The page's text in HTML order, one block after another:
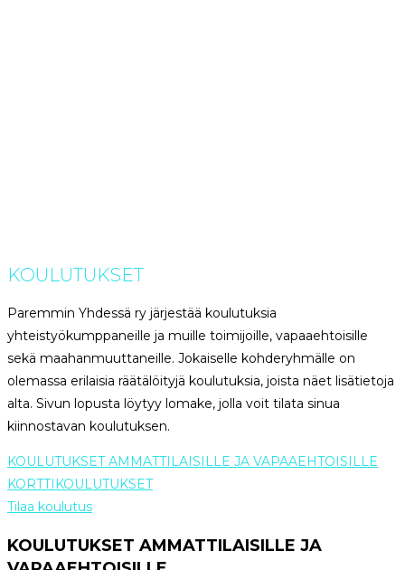
KOULUTUKSET
Paremmin Yhdessä ry järjestää koulutuksia
yhteistyökumppaneille ja muille toimijoille, vapaaehtoisille
sekä maahanmuuttaneille. Jokaiselle kohderyhmälle on
olemassa erilaisia räätälöityjä koulutuksia, joista näet lisätietoja
alta. Sivun lopusta löytyy lomake, jolla voit tilata sinua
kiinnostavan koulutuksen.
KOULUTUKSET AMMATTILAISILLE JA VAPAAEHTOISILLE
KORTTIKOULUTUKSET
Tilaa koulutus
KOULUTUKSET AMMATTILAISILLE JA